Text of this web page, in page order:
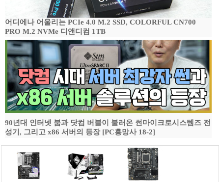
어디에나 어울리는 PCIe 4.0 M.2 SSD, COLORFUL CN700
PRO M.2 NVMe 디앤디컴 1TB
90년대 인터넷 붐과 닷컴 버블이 불러온 썬마이크로시스템즈 전
성기, 그리고 x86 서버의 등장 [PC흥망사 18-2]